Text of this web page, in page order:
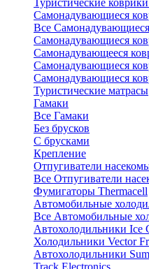
Туристические
Самонадувающиеся
Все
Самонадувающиеся
Самонадувающееся
Самонадувающиеся
Самонадувающиеся
Туристические матрасы
Гамаки
Все Гамаки
Без брусков
С брусками
Крепление
Отпугиватели
Все Отпугиватели
Фумигаторы Thermacell
Автомобильные
Все Автомобильные
Автохолодильники Ice
Холодильники Vector
Автохолодильники
Track Electronics